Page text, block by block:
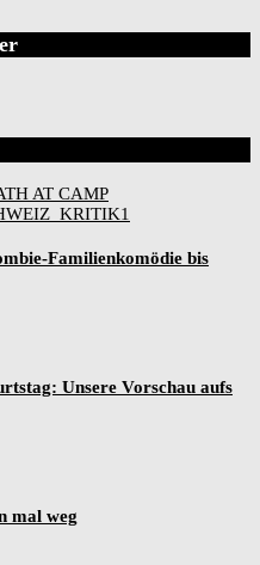
Familienkomödie bis
Unsere Vorschau aufs
mal weg